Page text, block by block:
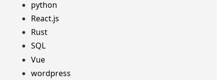
python
React.js
Rust
SQL
Vue
wordpress